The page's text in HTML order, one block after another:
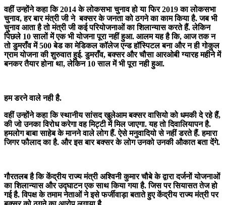
वहीं उन्होंने कहा कि 2014 के लोकसभा चुनाव हो या फिर 2019 का लोकसभा
चुनाव, हर बार मंत्री जी ने बक्सर के जनता को ठगने का काम किया है. जब भी
चुनाव आता है तो मंत्री जी कई परियोजनाओं का शिलान्यास करते हैं. लेकिन
पिछले 10 सालों में एक भी योजना पूरा नहीं हुआ. आलम यह है कि, आज तक न
तो डुमराँव में 500 बेड का मेडिकल कॉलेज एन्ड हॉस्पिटल बना और न ही गोकुल
ग्राम योजना की शुरुवात हुई. डुमराँव, बक्सर और चौसा आरओबी ग्यारह महीने में
बनकर तैयार होना था, लेकिन 10 साल में भी पूरा नही हुआ.
हम डरने वाले नही है.
वहीं उन्होंने कहा कि स्थानीय सांसद खुलेआम बक्सर वासियो को धमकी दे रहे हैं,
की जो उनका विरोध करेगा वह मिट्टी में मिल जाएगा. यह तो दिवालियापन है.
हमलोग बाबा साहेब के मानने वाले लोग हैं. ऐसे मनुवादियो से नहीं डरते हैं. हमारा
जिगर फौलाद का है. और इस बार बक्सर के लोग उनको उनकी औकात बता देंगे.
गौरतलब है कि केंद्रीय राज्य मंत्री अश्विनी कुमार चौबे के द्वारा दर्जनों योजनाओं
का शिलान्यास और उद्घाटन एक साथ किया गया है. जिस पर सियासत तेज हो
गई है. विपक्ष के तमाम नेताओं ने इसे फर्जीवाड़ा बताते हुए केंद्रीय राज्य मंत्री पर